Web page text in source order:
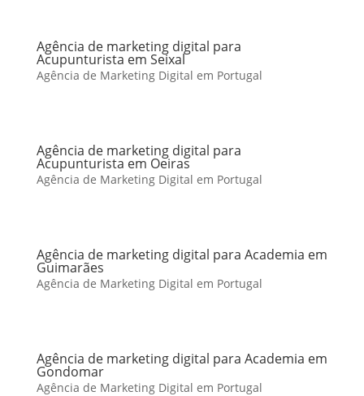
Agência de marketing digital para
Acupunturista em Seixal
Agência de Marketing Digital em Portugal
Agência de marketing digital para
Acupunturista em Oeiras
Agência de Marketing Digital em Portugal
Agência de marketing digital para Academia em
Guimarães
Agência de Marketing Digital em Portugal
Agência de marketing digital para Academia em
Gondomar
Agência de Marketing Digital em Portugal